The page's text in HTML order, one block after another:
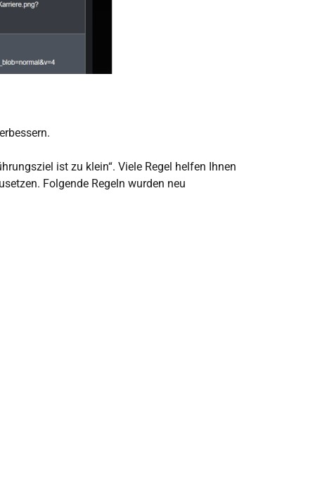
ist zu klein“. Viele Regel helfen Ihnen
Folgende Regeln wurden neu